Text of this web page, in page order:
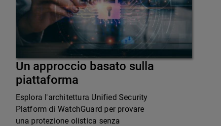
Un approccio basato sulla
piattaforma
Esplora l'architettura Unified Security
Platform di WatchGuard per provare
una protezione olistica senza